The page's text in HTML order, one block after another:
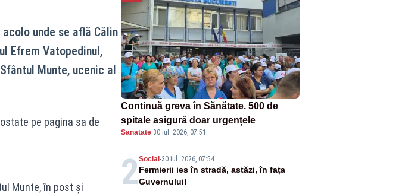
unde se află Călin
Efrem Vatopedinul,
Munte, ucenic al
pe pagina sa de
Munte, în post și
Continuă greva în Sănătate. 500 de
spitale asigură doar urgențele
Sanatate·30 iul. 2026, 07:51
2Social -30 iul. 2026, 07:54
Fermierii ies în stradă, astăzi, în fața
Guvernului!